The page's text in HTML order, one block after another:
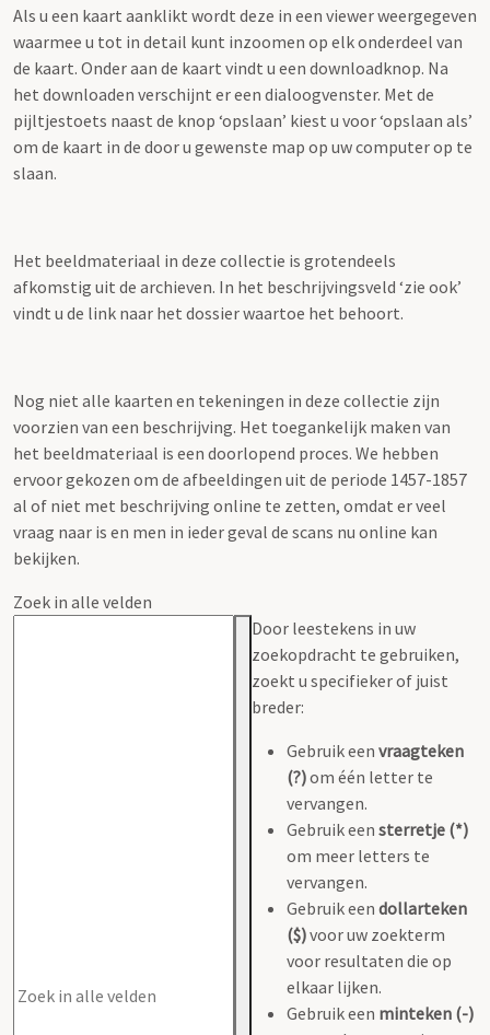
Als u een kaart aanklikt wordt deze in een viewer weergegeven
waarmee u tot in detail kunt inzoomen op elk onderdeel van
de kaart. Onder aan de kaart vindt u een downloadknop. Na
het downloaden verschijnt er een dialoogvenster. Met de
pijltjestoets naast de knop ‘opslaan’ kiest u voor ‘opslaan als’
om de kaart in de door u gewenste map op uw computer op te
slaan.
Het beeldmateriaal in deze collectie is grotendeels
afkomstig uit de archieven. In het beschrijvingsveld ‘zie ook’
vindt u de link naar het dossier waartoe het behoort.
Nog niet alle kaarten en tekeningen in deze collectie zijn
voorzien van een beschrijving. Het toegankelijk maken van
het beeldmateriaal is een doorlopend proces. We hebben
ervoor gekozen om de afbeeldingen uit de periode 1457-1857
al of niet met beschrijving online te zetten, omdat er veel
vraag naar is en men in ieder geval de scans nu online kan
bekijken.
Zoek in alle velden
Door leestekens in uw
zoekopdracht te gebruiken,
zoekt u specifieker of juist
breder:
Gebruik een vraagteken
(?)om één letter te
vervangen.
Gebruik een sterretje (*)
om meer letters te
vervangen.
Gebruik een dollarteken
($)voor uw zoekterm
voor resultaten die op
elkaar lijken.
Gebruik een minteken (-)